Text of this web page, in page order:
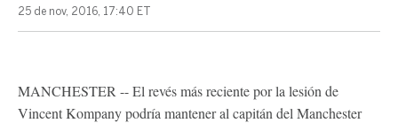
25 de nov, 2016, 17:40 ET
MANCHESTER -- El revés más reciente por la lesión de
Vincent Kompany podría mantener al capitán del Manchester